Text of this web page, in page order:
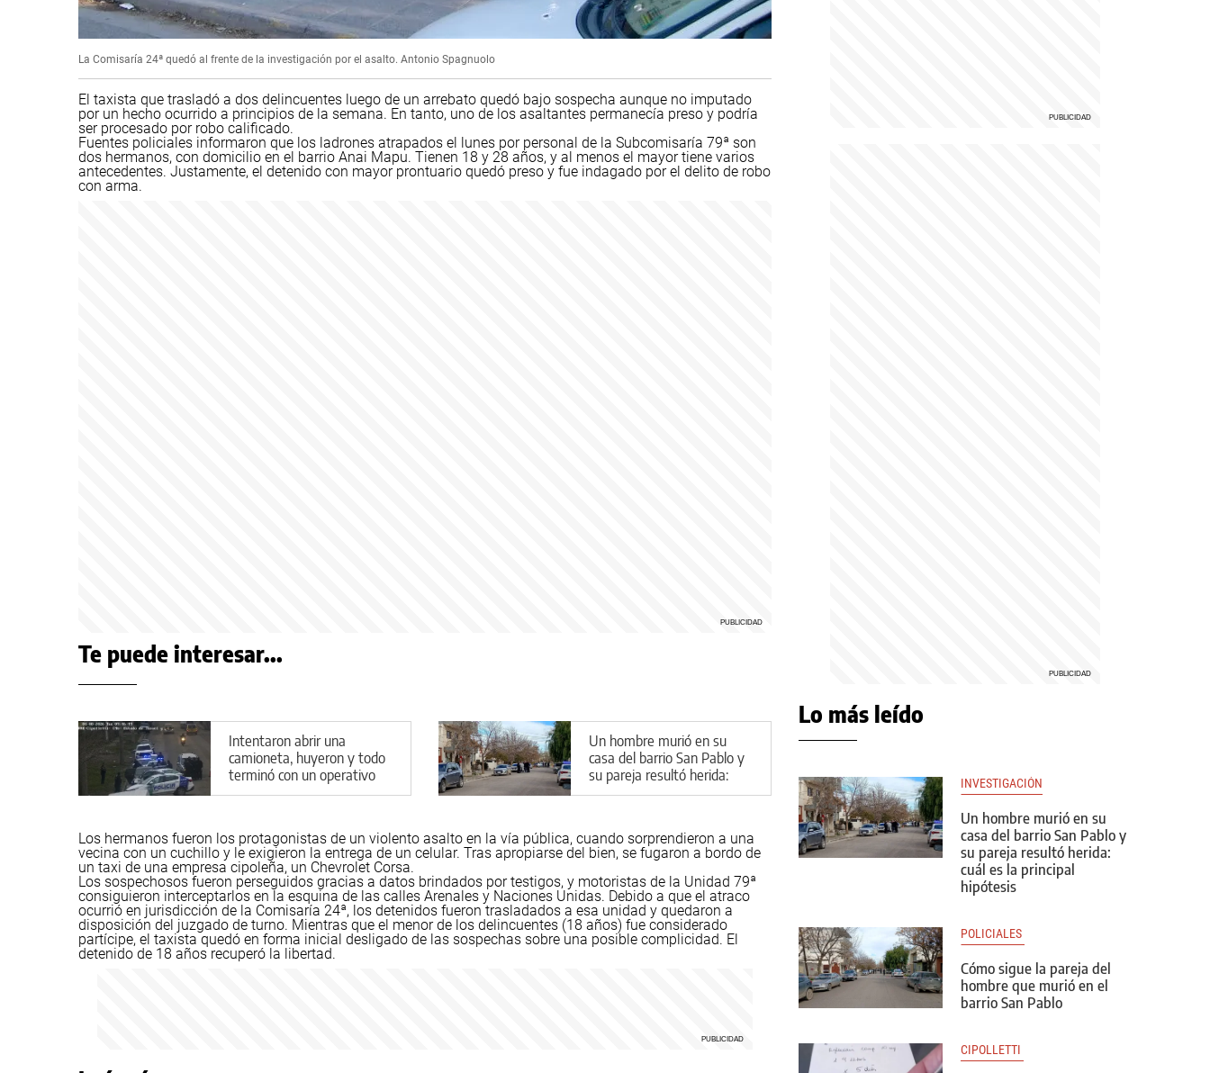
La Comisaría 24ª quedó al frente de la investigación por el asalto. Antonio Spagnuolo
El taxista que trasladó a dos delincuentes luego de un arrebato quedó bajo sospecha aunque no imputado
por un hecho ocurrido a principios de la semana. En tanto, uno de los asaltantes permanecía preso y podría
ser procesado por robo calificado.
Fuentes policiales informaron que los ladrones atrapados el lunes por personal de la Subcomisaría 79ª son
dos hermanos, con domicilio en el barrio Anai Mapu. Tienen 18 y 28 años, y al menos el mayor tiene varios
antecedentes. Justamente, el detenido con mayor prontuario quedó preso y fue indagado por el delito de robo
con arma.
Te puede interesar...
Intentaron abrir una
camioneta, huyeron y todo
terminó con un operativo
cerrojo en Cipolletti
Un hombre murió en su
casa del barrio San Pablo y
su pareja resultó herida:
cuál es la principal hipótesis
Los hermanos fueron los protagonistas de un violento asalto en la vía pública, cuando sorprendieron a una
vecina con un cuchillo y le exigieron la entrega de un celular. Tras apropiarse del bien, se fugaron a bordo de
un taxi de una empresa cipoleña, un Chevrolet Corsa.
Los sospechosos fueron perseguidos gracias a datos brindados por testigos, y motoristas de la Unidad 79ª
consiguieron interceptarlos en la esquina de las calles Arenales y Naciones Unidas. Debido a que el atraco
ocurrió en jurisdicción de la Comisaría 24ª, los detenidos fueron trasladados a esa unidad y quedaron a
disposición del juzgado de turno. Mientras que el menor de los delincuentes (18 años) fue considerado
partícipe, el taxista quedó en forma inicial desligado de las sospechas sobre una posible complicidad. El
detenido de 18 años recuperó la libertad.
Lo más leído
INVESTIGACIÓN
Un hombre murió en su
casa del barrio San Pablo y
su pareja resultó herida:
cuál es la principal
hipótesis
POLICIALES
Cómo sigue la pareja del
hombre que murió en el
barrio San Pablo
CIPOLLETTI